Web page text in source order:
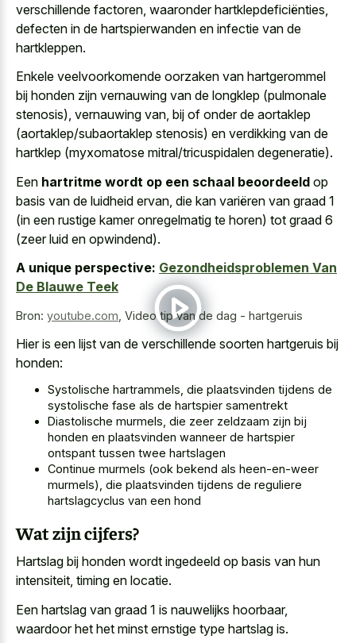
verschillende factoren, waaronder hartklepdeficiënties,
defecten in de hartspierwanden en infectie van de
hartkleppen.
Enkele veelvoorkomende oorzaken van hartgerommel
bij honden zijn vernauwing van de longklep (pulmonale
stenosis), vernauwing van, bij of onder de aortaklep
(aortaklep/subaortaklep stenosis) en verdikking van de
hartklep (myxomatose mitral/tricuspidalen degeneratie).
Een hartritme wordt op een schaal beoordeeld op
basis van de luidheid ervan, die kan variëren van graad 1
(in een rustige kamer onregelmatig te horen) tot graad 6
(zeer luid en opwindend).
A unique perspective: Gezondheidsproblemen Van
De Blauwe Teek
Bron: youtube.com Video tip van de dag - hartgeruis
Hier is een lijst van de verschillende soorten hartgeruis bij
honden:
Systolische hartrammels, die plaatsvinden tijdens de
systolische fase als de hartspier samentrekt
Diastolische murmels, die zeer zeldzaam zijn bij
honden en plaatsvinden wanneer de hartspier
ontspant tussen twee hartslagen
Continue murmels (ook bekend als heen-en-weer
murmels), die plaatsvinden tijdens de reguliere
hartslagcyclus van een hond
Wat zijn cijfers?
Hartslag bij honden wordt ingedeeld op basis van hun
intensiteit, timing en locatie.
Een hartslag van graad 1 is nauwelijks hoorbaar,
waardoor het het minst ernstige type hartslag is.